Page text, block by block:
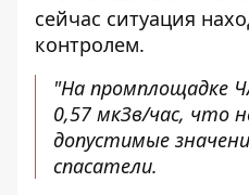
сейчас ситуация
контролем.
"На промплощадке
0,57 мкЗв/час, что
допустимые
спасатели.